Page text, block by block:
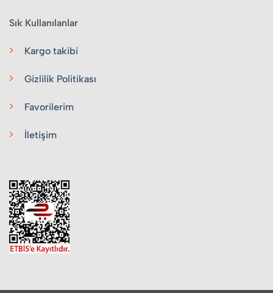
Sık Kullanılanlar
Kargo takibi
Gizlilik Politikası
Favorilerim
İletişim